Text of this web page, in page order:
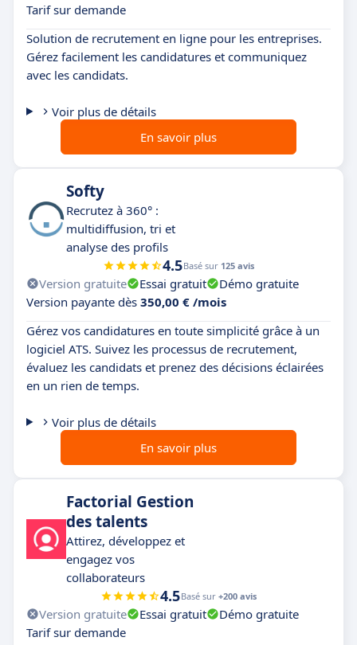
Tarif sur demande
Solution de recrutement en ligne pour les entreprises.
Gérez facilement les candidatures et communiquez
avec les candidats.
Voir plus de détails
En savoir plus
Softy
Recrutez à 360° :
multidiffusion, tri et
analyse des profils
4.5Basé sur 125 avis
Version gratuite Essai gratuit
Démo gratuite
Version payante dès 350,00 € /mois
Gérez vos candidatures en toute simplicité grâce à un
logiciel ATS. Suivez les processus de recrutement,
évaluez les candidats et prenez des décisions éclairées
en un rien de temps.
Voir plus de détails
En savoir plus
Factorial Gestion
des talents
Attirez, développez et
engagez vos
collaborateurs
4.5Basé sur +200 avis
Version gratuite Essai gratuit
Démo gratuite
Tarif sur demande